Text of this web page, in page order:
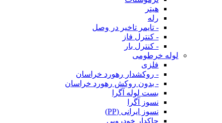
هیتر
رله
- تایمر تاخیر در وصل
- کنترل فاز
- کنترل بار
لوله خرطومی
فلزی
- روکشدار رهورد خراسان
- بدون روکش رهورد خراسان
بست لوله آگرا
نسوز آگرا
نسوز ایرانی (PP)
چاکدار خودرویی